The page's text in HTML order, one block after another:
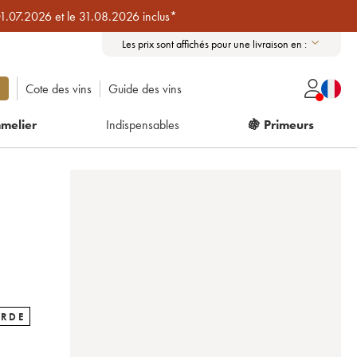
et le 31.08.2026 inclus*
Les prix sont affichés pour une livraison en :
Cote des vins Guide des vins
Indispensables 🍇 Primeurs